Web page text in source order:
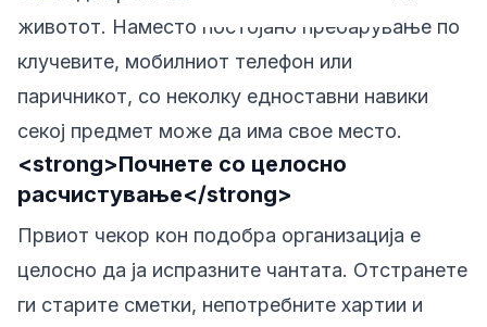
животот. Наместо постојано пребарување по
клучевите, мобилниот телефон или
паричникот, со неколку едноставни навики
секој предмет може да има свое место.
<strong>Почнете со целосно
расчистување</strong>
Првиот чекор кон подобра организација е
целосно да ја испразните чантата. Отстранете
ги старите сметки, непотребните хартии и